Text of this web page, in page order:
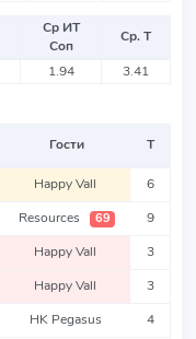
Ср ИТ
Соп
Ср. Т
1.94 3.41
Гости Т
Happy Vall 6
Resources 69 9
Happy Vall 3
Happy Vall 3
HK Pegasus 4